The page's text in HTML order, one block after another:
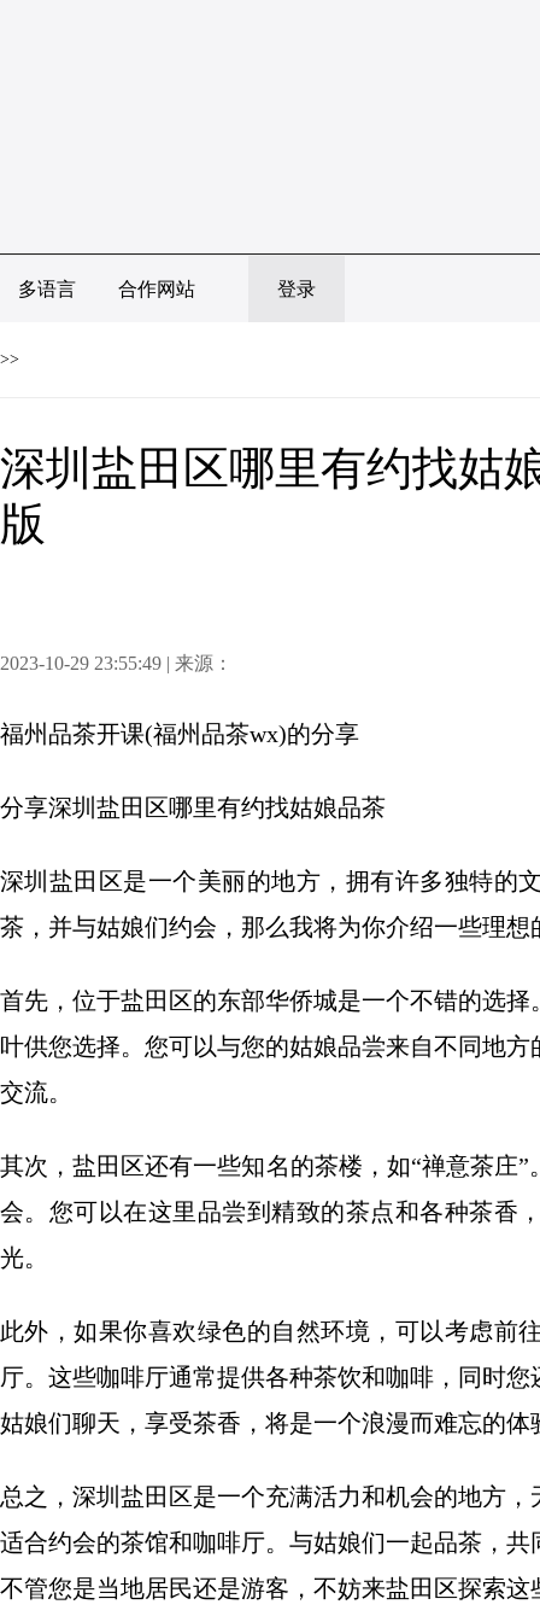
多语言 合作网站 登录
>>
深圳盐田区哪里有约找姑
版
2023-10-29 23:55:49 | 来源：
福州品茶开课(福州品茶wx)的分享
分享深圳盐田区哪里有约找姑娘品茶
深圳盐田区是一个美丽的地方，拥有许多独特的
茶，并与姑娘们约会，那么我将为你介绍一些理想
首先，位于盐田区的东部华侨城是一个不错的选
叶供您选择。您可以与您的姑娘品尝来自不同地
交流。
其次，盐田区还有一些知名的茶楼，如“禅意茶庄
会。您可以在这里品尝到精致的茶点和各种茶香
光。
此外，如果你喜欢绿色的自然环境，可以考虑前
厅。这些咖啡厅通常提供各种茶饮和咖啡，同时
姑娘们聊天，享受茶香，将是一个浪漫而难忘的体
总之，深圳盐田区是一个充满活力和机会的地方
适合约会的茶馆和咖啡厅。与姑娘们一起品茶，
不管您是当地居民还是游客，不妨来盐田区探索这